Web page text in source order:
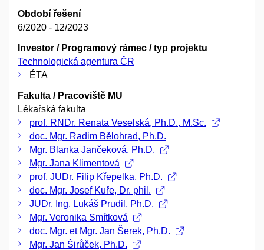
Období řešení
6/2020 - 12/2023
Investor / Programový rámec / typ projektu
Technologická agentura ČR
ÉTA
Fakulta / Pracoviště MU
Lékařská fakulta
prof. RNDr. Renata Veselská, Ph.D., M.Sc.
doc. Mgr. Radim Bělohrad, Ph.D.
Mgr. Blanka Jančeková, Ph.D.
Mgr. Jana Klimentová
prof. JUDr. Filip Křepelka, Ph.D.
doc. Mgr. Josef Kuře, Dr. phil.
JUDr. Ing. Lukáš Prudil, Ph.D.
Mgr. Veronika Smítková
doc. Mgr. et Mgr. Jan Šerek, Ph.D.
Mgr. Jan Širůček, Ph.D.